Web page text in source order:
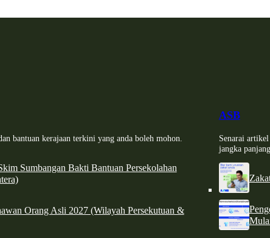
bantuan kerajaan terkini yang anda boleh mohon.
Sumbangan Bakti Bantuan Persekolahan
Orang Asli 2027 (Wilayah Persekutuan &
ASB
Senarai
jangka